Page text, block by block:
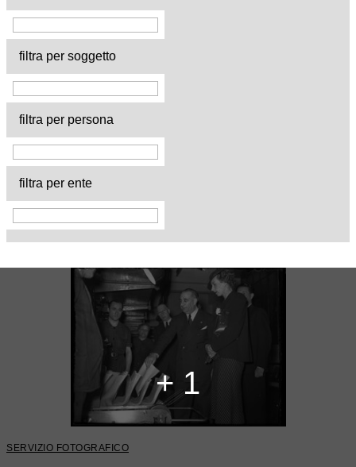
filtra per soggetto
filtra per persona
filtra per ente
+ 1
SERVIZIO FOTOGRAFICO